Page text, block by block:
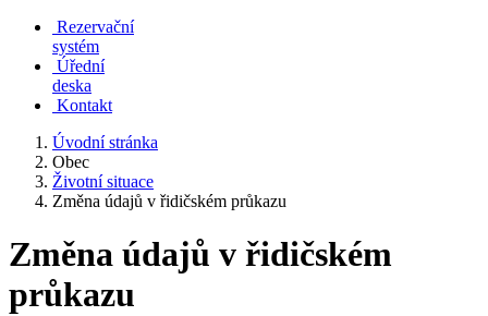
Rezervační
systém
Úřední
deska
Kontakt
Úvodní stránka
Obec
Životní situace
Změna údajů v řidičském průkazu
Změna údajů v řidičském
průkazu